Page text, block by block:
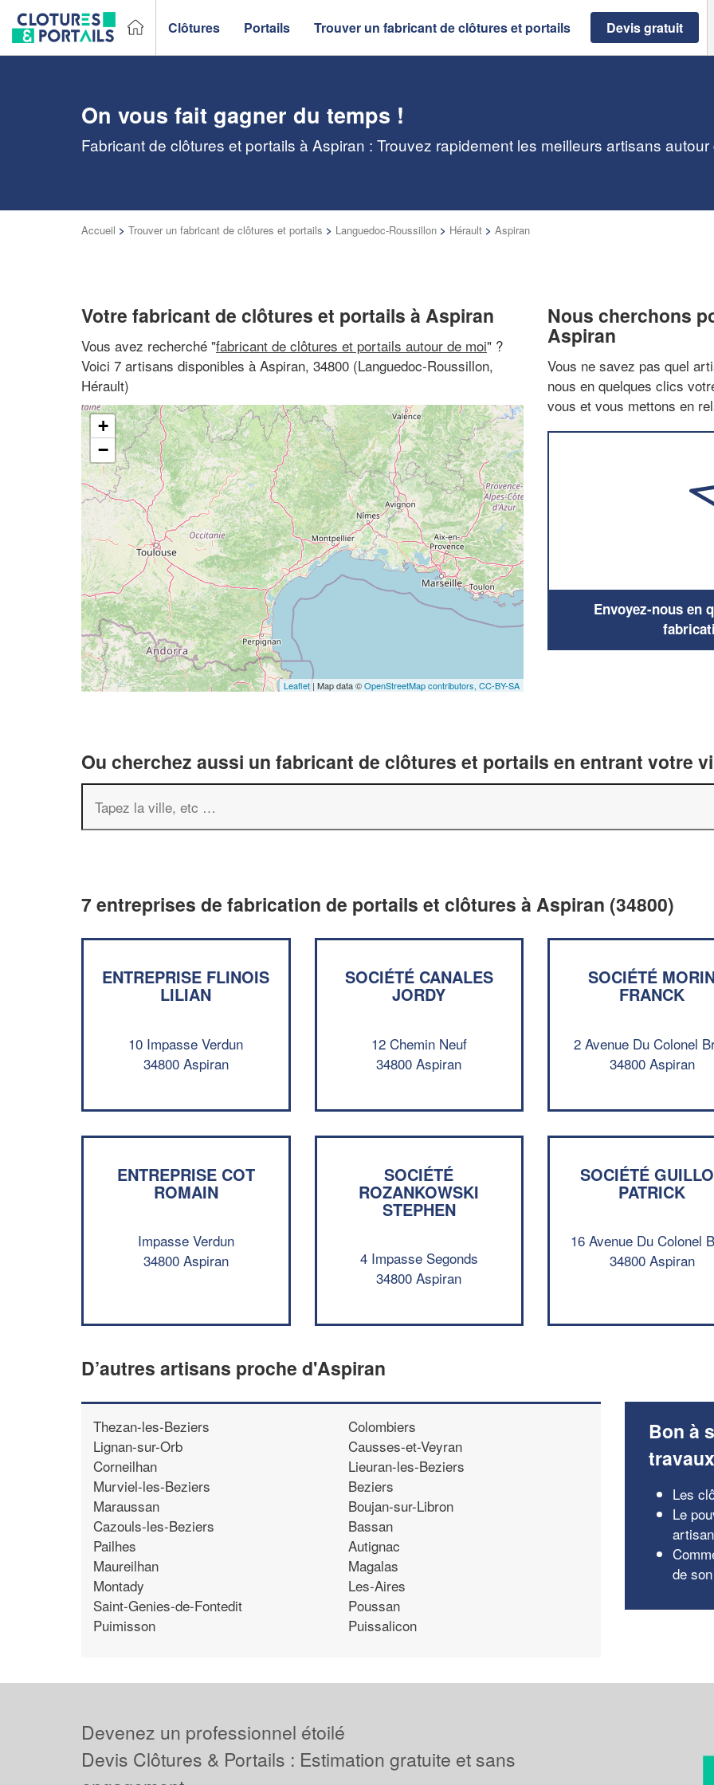
Clôtures Portails Trouver un fabricant de clôtures et portails Devis gratuit
On vous fait gagner du temps !
Fabricant de clôtures et portails à Aspiran : Trouvez rapidement les meilleurs artisans autour
Accueil > Trouver un fabricant de clôtures et portails > Languedoc-Roussillon > Hérault > Aspiran
Votre fabricant de clôtures et portails à Aspiran
Vous avez recherché "fabricant de clôtures et portails autour de moi" ?
Voici 7 artisans disponibles à Aspiran, 34800 (Languedoc-Roussillon,
Hérault)
+
−
Leaflet | Map data ©OpenStreetMap contributors, CC-BY-SA
Nous cherchons
Aspiran
Vous ne savez pas quel
nous en quelques clics
vous et vous mettons en
Envoyez-nous en
Ou cherchez aussi un fabricant de clôtures et portails en entrant votre
7 entreprises de fabrication de portails et clôtures à Aspiran (34800)
ENTREPRISE FLINOIS
LILIAN
10 Impasse Verdun
34800 Aspiran
SOCIÉTÉ CANALES
JORDY
12 Chemin Neuf
34800 Aspiran
SOCIÉTÉ
FRANCK
2 Avenue Du Colonel
34800 Aspiran
ENTREPRISE COT
ROMAIN
Impasse Verdun
34800 Aspiran
SOCIÉTÉ
ROZANKOWSKI
STEPHEN
4 Impasse Segonds
34800 Aspiran
SOCIÉTÉ
PATRICK
16 Avenue Du Colonel
34800 Aspiran
D’autres artisans proche d'Aspiran
Thezan-les-Beziers
Lignan-sur-Orb
Corneilhan
Murviel-les-Beziers
Maraussan
Cazouls-les-Beziers
Pailhes
Maureilhan
Montady
Saint-Genies-de-Fontedit
Puimisson
Colombiers
Causses-et-Veyran
Lieuran-les-Beziers
Beziers
Boujan-sur-Libron
Bassan
Autignac
Magalas
Les-Aires
Poussan
Puissalicon
Bon à
travaux
Les
Le
de
Devenez un professionnel étoilé
Devis Clôtures & Portails : Estimation gratuite et sans